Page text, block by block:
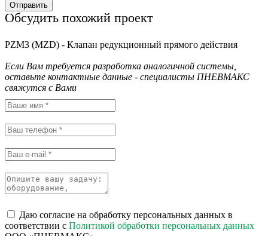
Отправить
Обсудить похожий проект
PZM3 (MZD) - Клапан редукционный прямого действия
Если Вам требуется разработка аналогичной системы,
оставьте контактные данные - специалисты ПНЕВМАКС
свяжутся с Вами
Даю согласие на обработку персональных данных в
соответствии с Политикой обработки персональных данных